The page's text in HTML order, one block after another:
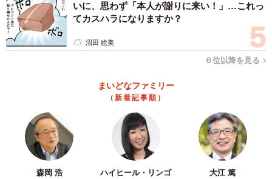
いに、思わず「本人が謝りに来い！」…これっ
てカスハラになりますか？
沼田 絵美
６位以降を見る
まいどなファミリー
（新着記事順）
森岡 浩 ハイヒール・リンゴ 大江 篤